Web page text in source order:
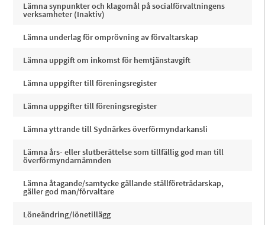
Lämna synpunkter och klagomål på socialförvaltningens
verksamheter (Inaktiv)
Lämna underlag för omprövning av förvaltarskap
Lämna uppgift om inkomst för hemtjänstavgift
Lämna uppgifter till föreningsregister
Lämna uppgifter till föreningsregister
Lämna yttrande till Sydnärkes överförmyndarkansli
Lämna års- eller slutberättelse som tillfällig god man till
överförmyndarnämnden
Lämna åtagande/samtycke gällande ställföreträdarskap,
gäller god man/förvaltare
Löneändring/lönetillägg